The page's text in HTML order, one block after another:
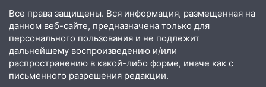
09:35 В Ульяновске директора фирмы
будут судить за неуплату налогов на 48
млн рублей
08:22 Подросток на питбайке сбил
велосипедистку: пострадали двое
Все права защищены. Вся информация, размещенная на
данном веб-сайте, предназначена только для
персонального пользования и не подлежит
дальнейшему воспроизведению и/или
распространению в какой-либо форме, иначе как с
письменного разрешения редакции.